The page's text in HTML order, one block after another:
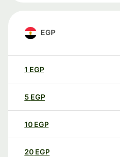
EGP
1 EGP
5 EGP
10 EGP
20 EGP